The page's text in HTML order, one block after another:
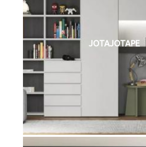
JOTAJOTAPE